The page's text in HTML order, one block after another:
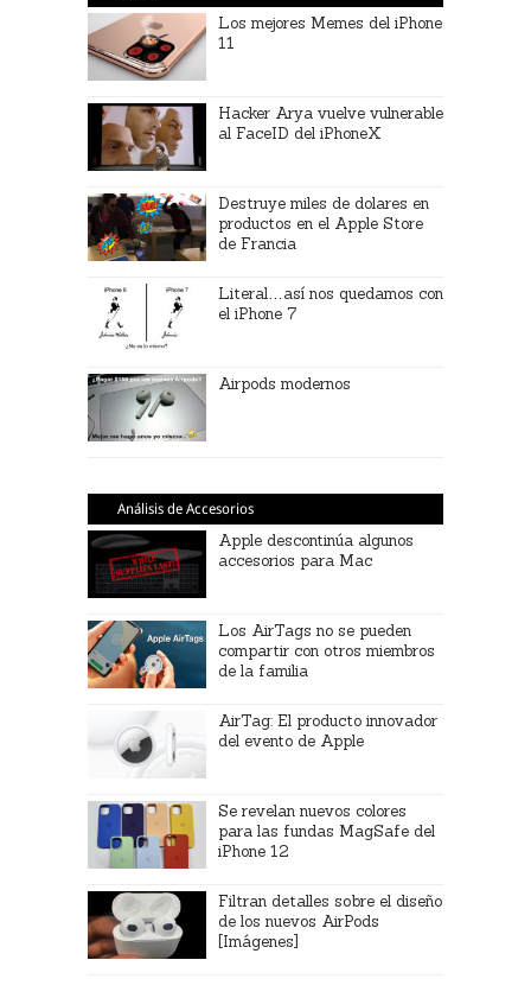
Los mejores Memes del iPhone
11
Hacker Arya vuelve vulnerable
al FaceID del iPhoneX
Destruye miles de dolares en
productos en el Apple Store
de Francia
Literal…así nos quedamos con
el iPhone 7
Airpods modernos
Análisis de Accesorios
Apple descontinúa algunos
accesorios para Mac
Los AirTags no se pueden
compartir con otros miembros
de la familia
AirTag: El producto innovador
del evento de Apple
Se revelan nuevos colores
para las fundas MagSafe del
iPhone 12
Filtran detalles sobre el diseño
de los nuevos AirPods
[Imágenes]